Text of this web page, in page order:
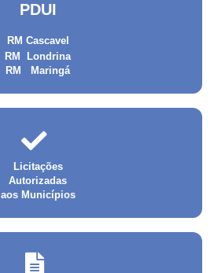
PDUI
RM Cascavel
RM Londrina
RM Maringá
Licitações
Autorizadas
aos Municípios